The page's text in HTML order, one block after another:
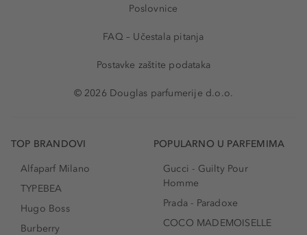
Poslovnice
FAQ – Učestala pitanja
Postavke zaštite podataka
© 2026 Douglas parfumerije d.o.o.
TOP BRANDOVI
Alfaparf Milano
TYPEBEA
Hugo Boss
Burberry
POPULARNO U PARFEMIMA
Gucci - Guilty Pour
Homme
Prada - Paradoxe
COCO MADEMOISELLE